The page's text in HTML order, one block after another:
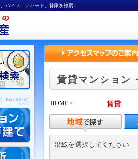
ハイツ、アパート、貸家を検索
賃貸マンション
HOME > 賃貸
沿線を選択してください